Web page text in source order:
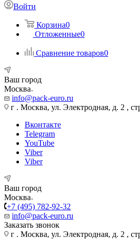
Войти
Корзина0
Отложенные0
Сравнение товаров0
Ваш город
Москва
info@pack-euro.ru
г . Москва, ул. Электродная, д. 2 ,
Вконтакте
Telegram
YouTube
Viber
Viber
Ваш город
Москва
+7 (495) 782-92-32
info@pack-euro.ru
Заказать звонок
г . Москва, ул. Электродная, д. 2 ,